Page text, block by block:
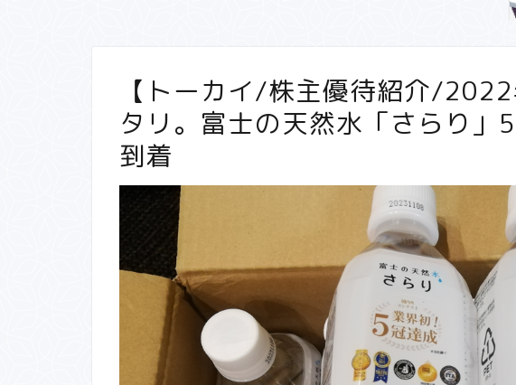
【トーカイ/株主優待紹介/
タリ。富士の天然水「さらり」
到着